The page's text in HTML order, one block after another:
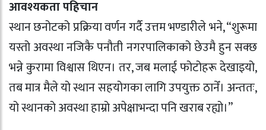
आवश्यकता पहिचान
स्थान छनोटको प्रक्रिया वर्णन गर्दै उत्तम भण्डारीले भने, “शुरूमा
यस्तो अवस्था नजिकै पनौती नगरपालिकाको छेउमै हुन सक्छ
भन्ने कुरामा विश्वास थिएन। तर, जब मलाई फोटोहरू देखाइयो,
तब मात्र मैले यो स्थान सहयोगका लागि उपयुक्त ठानेँ। अन्ततः,
यो स्थानको अवस्था हाम्रो अपेक्षाभन्दा पनि खराब रह्यो।”